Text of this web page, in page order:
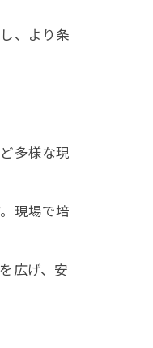
、より条
多様な現
現場で培
広げ、安